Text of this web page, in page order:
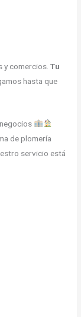
y comercios.Tu
hasta que
de plomería
servicio está